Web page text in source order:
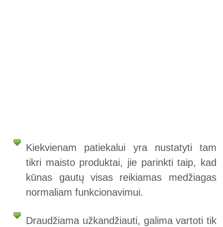
Kiekvienam patiekalui yra nustatyti tam
tikri maisto produktai, jie parinkti taip, kad
kūnas gautų visas reikiamas medžiagas
normaliam funkcionavimui.
Draudžiama užkandžiauti, galima vartoti tik